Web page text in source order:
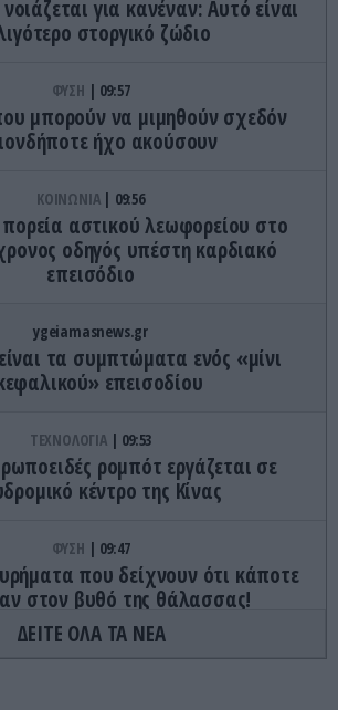
για κανέναν: Aυτό είναι
στοργικό ζώδιο
ΦΥΣΗ 09:57
μπορούν να μιμηθούν σχεδόν
ήχο ακούσουν
ΚΟΙΝΩΝΙΑ 09:56
πορεία αστικού λεωφορείου στο
οδηγός υπέστη καρδιακό
επεισόδιο
ygeiamasnews.gr
τα συμπτώματα ενός «μίνι
επεισοδίου
ΤΕΧΝΟΛΟΓΙΑ 09:53
ρομπότ εργάζεται σε
κέντρο της Κίνας
ΦΥΣΗ 09:47
που δείχνουν ότι κάποτε
στον βυθό της θάλασσας!
ΥΓΕΙΑ 09:43
ΔΕΙΤΕ ΟΛΑ ΤΑ ΝΕΑ